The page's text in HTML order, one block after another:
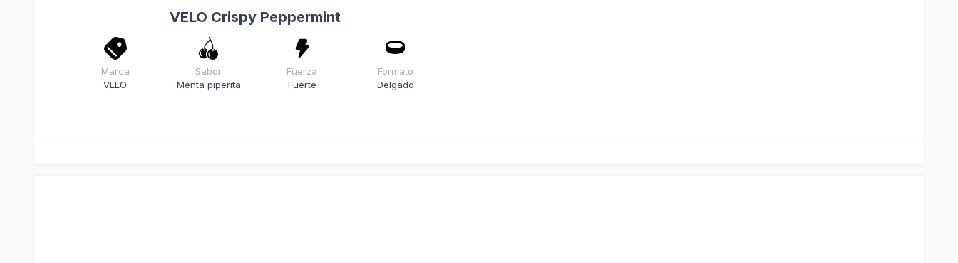
VELO Crispy Peppermint
Marca
VELO
Sabor
Menta piperita
Fuerza
Fuerte
Formato
Delgado